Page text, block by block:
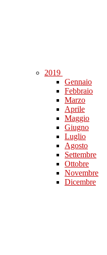
2019
Gennaio
Febbraio
Marzo
Aprile
Maggio
Giugno
Luglio
Agosto
Settembre
Ottobre
Novembre
Dicembre